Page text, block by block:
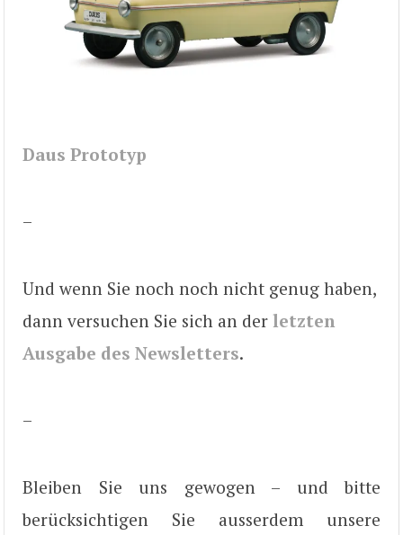
Daus Prototyp
–
Und wenn Sie noch noch nicht genug haben,
dann versuchen Sie sich an der letzten
Ausgabe des Newsletters.
–
Bleiben Sie uns gewogen – und bitte
berücksichtigen Sie ausserdem unsere